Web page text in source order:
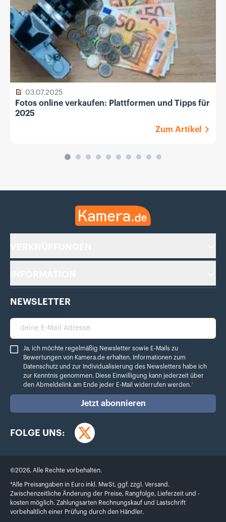
03.07.2025
Fotos online verkaufen: Plattformen und Tipps für
2025
Zum Artikel
Kamera.de
NEWSLETTER
deine E-Mail Adresse
Ja, ich möchte regelmäßig Newsletter sowie E-Mails zu Bewertungen von
Ja, ich möchte regelmäßig Newsletter sowie E-Mails zu
Bewertungen von Kamera.de erhalten. Informationen zum
Datenschutz und zur Individualisierung des Newsletters habe ich
zur Kenntnis genommen. Diese Einwilligung kann jederzeit über
den Abmeldelink am Ende jeder E-Mail widerrufen werden.*
Jetzt abonnieren
FOLGE UNS:
Twitter
©2026, Alle Rechte vorbehalten.
*Alle Preisangaben in Euro inkl. MwSt, ggf. zzgl. Versand.
Zwischenzeitliche Änderung der Preise, Rangfolge, Lieferzeit und -
kosten möglich. Zahlungsarten Rechnungskauf und Lastschrift
vorbehaltlich einer Prüfung durch den Händler.